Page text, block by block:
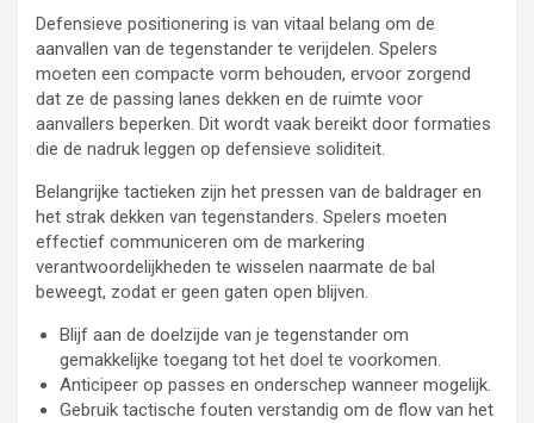
Defensieve positionering is van vitaal belang om de
aanvallen van de tegenstander te verijdelen. Spelers
moeten een compacte vorm behouden, ervoor zorgend
dat ze de passing lanes dekken en de ruimte voor
aanvallers beperken. Dit wordt vaak bereikt door formaties
die de nadruk leggen op defensieve soliditeit.
Belangrijke tactieken zijn het pressen van de baldrager en
het strak dekken van tegenstanders. Spelers moeten
effectief communiceren om de markering
verantwoordelijkheden te wisselen naarmate de bal
beweegt, zodat er geen gaten open blijven.
Blijf aan de doelzijde van je tegenstander om
gemakkelijke toegang tot het doel te voorkomen.
Anticipeer op passes en onderschep wanneer mogelijk.
Gebruik tactische fouten verstandig om de flow van het